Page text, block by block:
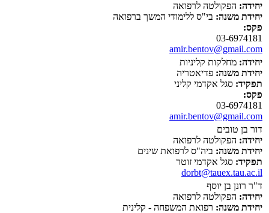
יחידה: הפקולטה לרפואה
יחידת משנה: בי"ס ללימודי המשך ברפואה
פקס:
03-6974181
amir.bentov@gmail.com
יחידה: מחלקות קליניות
יחידת משנה: פדיאטריה
תפקיד: סגל אקדמי קליני
פקס:
03-6974181
amir.bentov@gmail.com
דור בן טובים
יחידה: הפקולטה לרפואה
יחידת משנה: ביה"ס לרפואת שינים
תפקיד: סגל אקדמי זוטר
dorbt@tauex.tau.ac.il
ד"ר רונן בן יוסף
יחידה: הפקולטה לרפואה
יחידת משנה: רפואת המשפחה - קלינית